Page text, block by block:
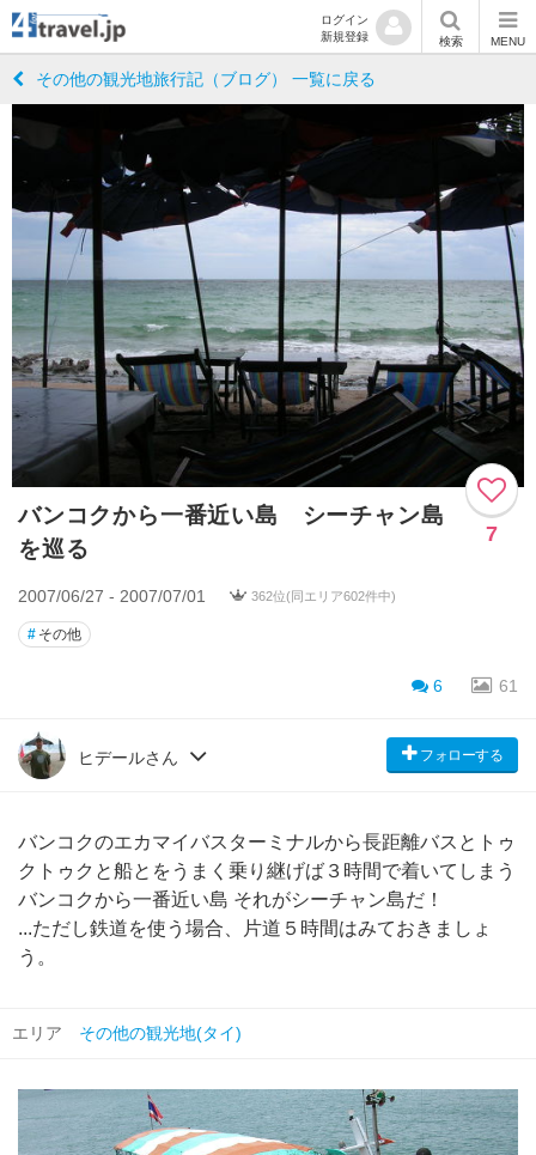
ログイン
新規登録
検索 MENU
その他の観光地旅行記（ブログ） 一覧に戻る
バンコクから一番近い島 シーチャン島
を巡る
7
2007/06/27 - 2007/07/01 362位(同エリア602件中)
# その他
6 61
ヒデールさん フォローする
バンコクのエカマイバスターミナルから長距離バスとトゥ
クトゥクと船とをうまく乗り継げば３時間で着いてしまう
バンコクから一番近い島 それがシーチャン島だ！
...ただし鉄道を使う場合、片道５時間はみておきましょ
う。
エリア その他の観光地(タイ)